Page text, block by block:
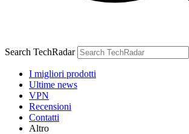
Search TechRadar
I migliori prodotti
Ultime news
VPN
Recensioni
Contatti
Altro